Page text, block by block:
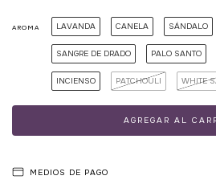
AROMA LAVANDA CANELA SÁNDALO
SANGRE DE DRADO PALO SANTO
INCIENSO PATCHOULI WHITE
MEDIOS DE PAGO